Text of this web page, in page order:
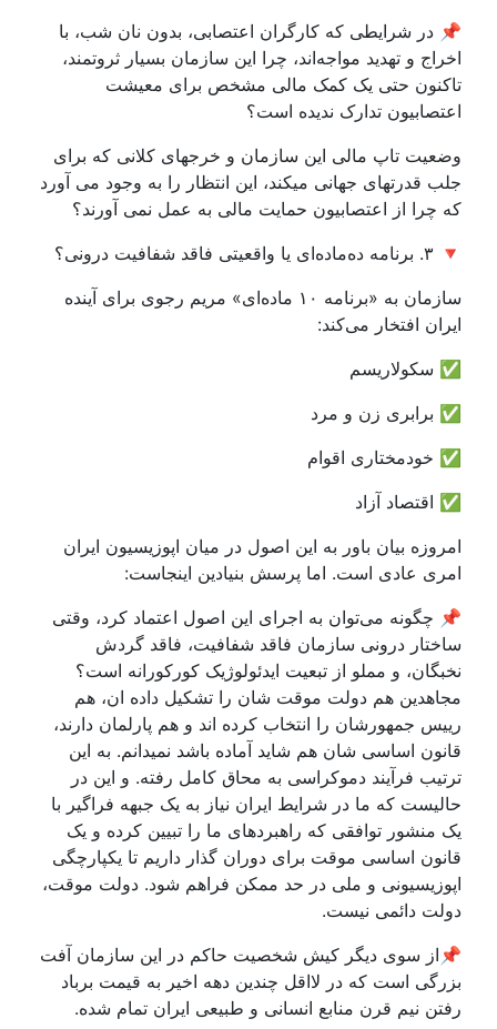
📌 در شرایطی که کارگران اعتصابی، بدون نان شب، با
اخراج و تهدید مواجه‌اند، چرا این سازمان بسیار ثروتمند،
تاکنون حتی یک کمک مالی مشخص برای معیشت
اعتصابیون تدارک ندیده است؟
وضعیت تاپ مالی این سازمان و خرجهای کلانی که برای
جلب قدرتهای جهانی میکند، این انتظار را به وجود می آورد
که چرا از اعتصابیون حمایت مالی به عمل نمی آورند؟
🔻 ۳. برنامه ده‌ماده‌ای یا واقعیتی فاقد شفافیت درونی؟
سازمان به «برنامه ۱۰ ماده‌ای» مریم رجوی برای آینده
ایران افتخار می‌کند:
✅ سکولاریسم
✅ برابری زن و مرد
✅ خودمختاری اقوام
✅ اقتصاد آزاد
امروزه بیان باور به این اصول در میان اپوزیسیون ایران
امری عادی‌ است. اما پرسش بنیادین اینجاست:
📌 چگونه می‌توان به اجرای این اصول اعتماد کرد، وقتی
ساختار درونی سازمان فاقد شفافیت، فاقد گردش
نخبگان، و مملو از تبعیت ایدئولوژیک کورکورانه است؟
مجاهدین هم دولت موقت شان را تشکیل داده ان، هم
رییس جمهورشان را انتخاب کرده اند و هم پارلمان دارند،
قانون اساسی شان هم شاید آماده باشد نمیدانم. به این
ترتیب فرآیند دموکراسی به محاق کامل رفته. و این در
حالیست که ما در شرایط ایران نیاز به یک جبهه فراگیر با
یک منشور توافقی که راهبردهای ما را تبیین کرده و یک
قانون اساسی موقت برای دوران گذار داریم تا یکپارچگی
اپوزیسیونی و ملی در حد ممکن فراهم شود. دولت موقت،
دولت دائمی نیست.
📌از سوی دیگر کیش شخصیت حاکم در این سازمان آفت
بزرگی است که در لااقل چندین دهه اخیر به قیمت برباد
رفتن نیم قرن منابع انسانی و طبیعی ایران تمام شده.